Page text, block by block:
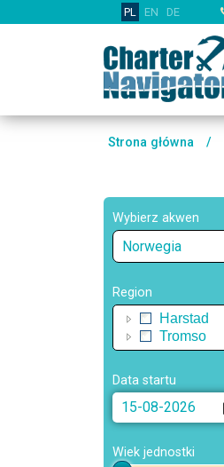
PL EN DE
Strona główna /
Wybierz akwen
Norwegia
Region
Harstad
Tromso
Data startu
Wiek jednostki